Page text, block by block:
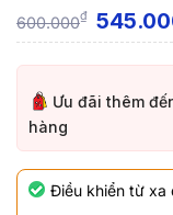
600.000₫
Ưu đãi thêm
hàng
Điều khiển từ xa